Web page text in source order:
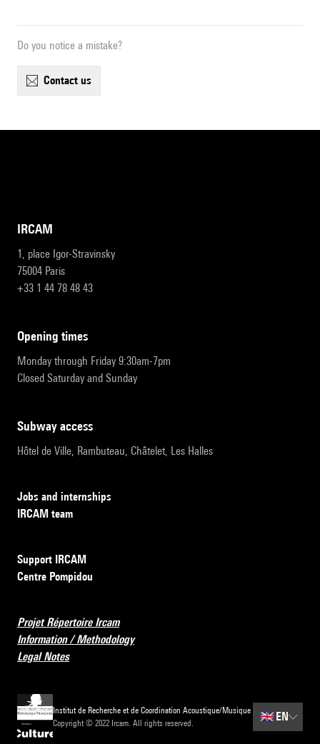
Do you notice a mistake?
contact us
IRCAM
1, place Igor-Stravinsky
75004 Paris
+33 1 44 78 48 43
opening times
Monday through Friday 9:30am-7pm
Closed Saturday and Sunday
subway access
Hôtel de Ville, Rambuteau, Châtelet, Les Halles
Jobs and internships
IRCAM team
Support IRCAM
Centre Pompidou
Projet Répertoire Ircam
Information / Methodology
Legal Notes
Institut de Recherche et de Coordination Acoustique/Musique
Copyright © 2022 Ircam. All rights reserved.
🇬🇧 EN